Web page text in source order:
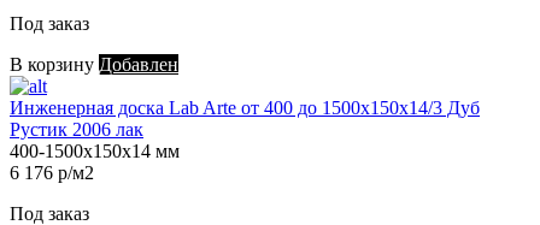
Под заказ
В корзину Добавлен
Инженерная доска Lab Arte от 400 до 1500х150х14/3 Дуб
Рустик 2006 лак
400-1500х150х14 мм
6 176 р/м2
Под заказ